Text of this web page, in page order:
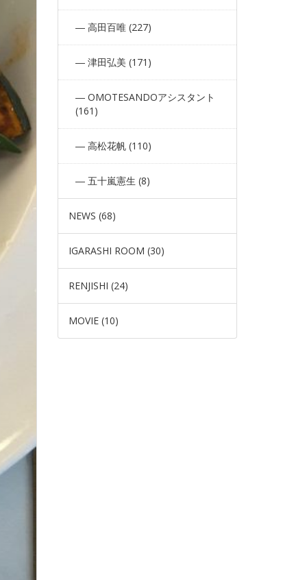
高田百唯 (227)
津田弘美 (171)
OMOTESANDOアシスタント
(161)
高松花帆 (110)
五十嵐憲生 (8)
NEWS (68)
IGARASHI ROOM (30)
RENJISHI (24)
MOVIE (10)